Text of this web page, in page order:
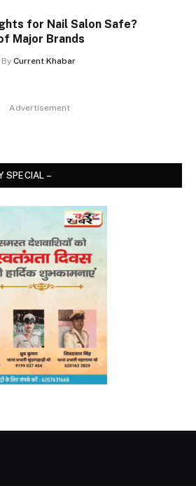
for Nail Salon Safe?
Major Brands
By Current Khabar
Advertisement
SPECIAL –